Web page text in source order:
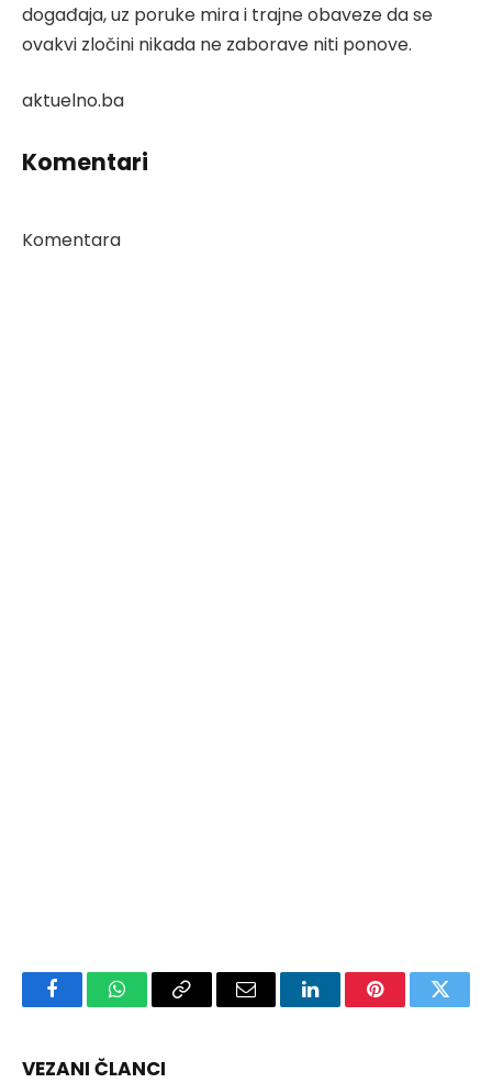
događaja, uz poruke mira i trajne obaveze da se
ovakvi zločini nikada ne zaborave niti ponove.
aktuelno.ba
Komentari
Komentara
FacebookWhatsAppCopy
Email LinkedInPinterest
VEZANI ČLANCI